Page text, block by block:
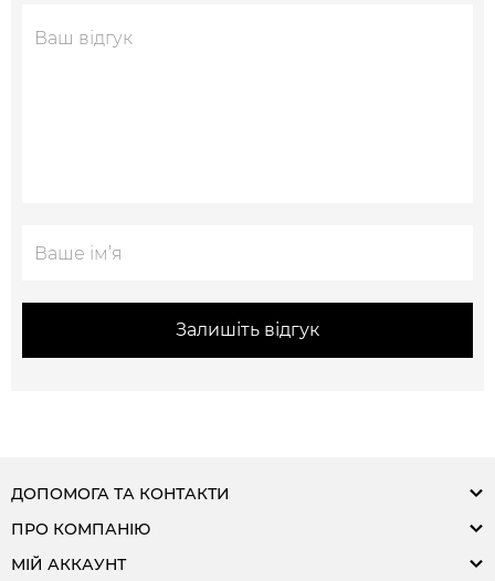
Залишіть відгук
ДОПОМОГА ТА КОНТАКТИ
ПРО КОМПАНІЮ
МІЙ АККАУНТ